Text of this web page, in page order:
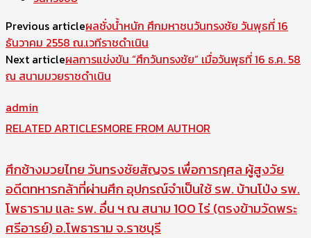
Previous articleผลชั่งน้ำหนัก ศึกมหาชนวันทรงชัย วันพุธที่ 16
ธันวาคม 2558 ณ.เวทีราชดำเนิน
Next articleผลการแข่งขัน “ศึกวันทรงชัย” เมื่อวันพุธที่ 16 ธ.ค. 58
ณ สนามมวยราชดำเนิน
admin
RELATED ARTICLESMORE FROM AUTHOR
ศึกช้างมวยไทย วันทรงชัยสัญจร เพื่อการกุศล ผู้สูงวัย
อดีตทหารกล้าที่ผ่านศึก อุปกรณ์จำเป็นใช้ รพ. บ้านโป่ง รพ.
โพธาราม และ รพ. อื่น ฯ ณ สนาม 100 ไร่ (ตรงข้ามวัดพระ
ศรีอารย์) อ.โพธาราม จ.ราชบุรี